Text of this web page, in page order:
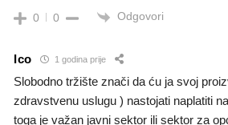
0 0 Odgovori
Ico 1 godina prije
Slobodno tržište znači da ću ja svoj
zdravstvenu uslugu ) nastojati naplatiti
toga je važan javni sektor ili sektor za